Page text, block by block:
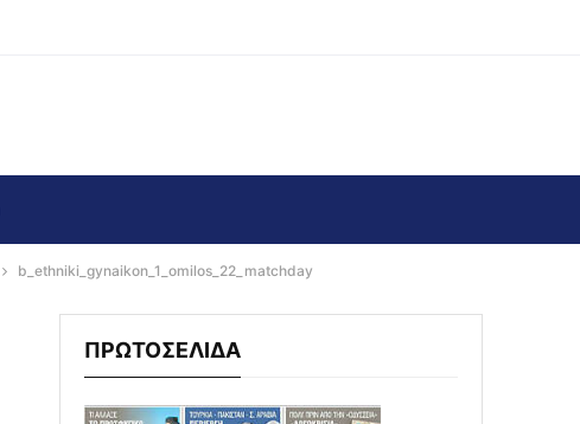
b_ethniki_gynaikon_1_omilos_22_matchday
ΠΡΩΤΟΣΕΛΙΔΑ